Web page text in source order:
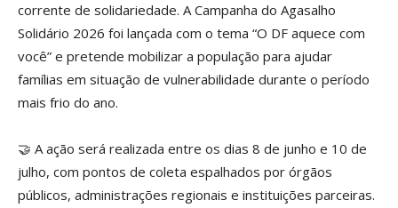
corrente de solidariedade. A Campanha do Agasalho
Solidário 2026 foi lançada com o tema “O DF aquece com
você” e pretende mobilizar a população para ajudar
famílias em situação de vulnerabilidade durante o período
mais frio do ano.
🤝 A ação será realizada entre os dias 8 de junho e 10 de
julho, com pontos de coleta espalhados por órgãos
públicos, administrações regionais e instituições parceiras.